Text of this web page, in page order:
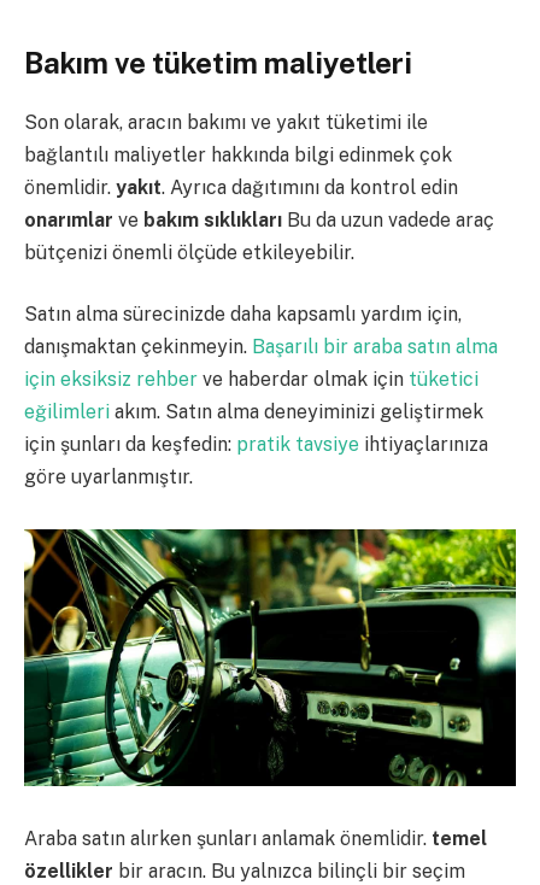
Bakım ve tüketim maliyetleri
Son olarak, aracın bakımı ve yakıt tüketimi ile
bağlantılı maliyetler hakkında bilgi edinmek çok
önemlidir. yakıt. Ayrıca dağıtımını da kontrol edin
onarımlar ve bakım sıklıkları Bu da uzun vadede araç
bütçenizi önemli ölçüde etkileyebilir.
Satın alma sürecinizde daha kapsamlı yardım için,
danışmaktan çekinmeyin. Başarılı bir araba satın alma
için eksiksiz rehber ve haberdar olmak için tüketici
eğilimleri akım. Satın alma deneyiminizi geliştirmek
için şunları da keşfedin: pratik tavsiye ihtiyaçlarınıza
göre uyarlanmıştır.
Araba satın alırken şunları anlamak önemlidir. temel
özellikler bir aracın. Bu yalnızca bilinçli bir seçim